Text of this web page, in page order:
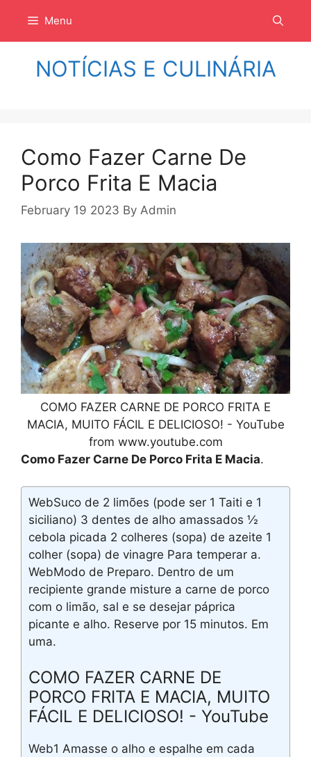
isi
Menu
NOTÍCIAS E CULINÁRIA
Como Fazer Carne De
Porco Frita E Macia
February 19 2023 By Admin
COMO FAZER CARNE DE PORCO FRITA E
MACIA, MUITO FÁCIL E DELICIOSO! - YouTube
from www.youtube.com
Como Fazer Carne De Porco Frita E Macia.
WebSuco de 2 limões (pode ser 1 Taiti e 1
siciliano) 3 dentes de alho amassados ½
cebola picada 2 colheres (sopa) de azeite 1
colher (sopa) de vinagre Para temperar a.
WebModo de Preparo. Dentro de um
recipiente grande misture a carne de porco
com o limão, sal e se desejar páprica
picante e alho. Reserve por 15 minutos. Em
uma.
COMO FAZER CARNE DE
PORCO FRITA E MACIA, MUITO
FÁCIL E DELICIOSO! - YouTube
Web1 Amasse o alho e espalhe em cada